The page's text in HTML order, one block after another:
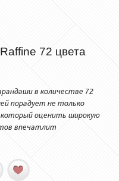
72 цвета
в количестве 72
порадует не только
оценить широкую
впечатлит